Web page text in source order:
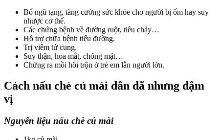
Bổ ngũ tạng, tăng cường sức khỏe cho người bị ốm hay suy
nhược cơ thể.
Các chứng bệnh về đường ruột, tiêu chảy…
Hỗ trợ chữa bệnh tiểu đường.
Trị viêm tử cung.
Suy thận, hoa mắt, chóng mặt…
Chứng ra mồi hôi trộn ở trẻ em lẫn người lớn.
Cách nấu chè củ mài dân dã nhưng đậm
vị
Nguyên liệu nấu chè củ mài